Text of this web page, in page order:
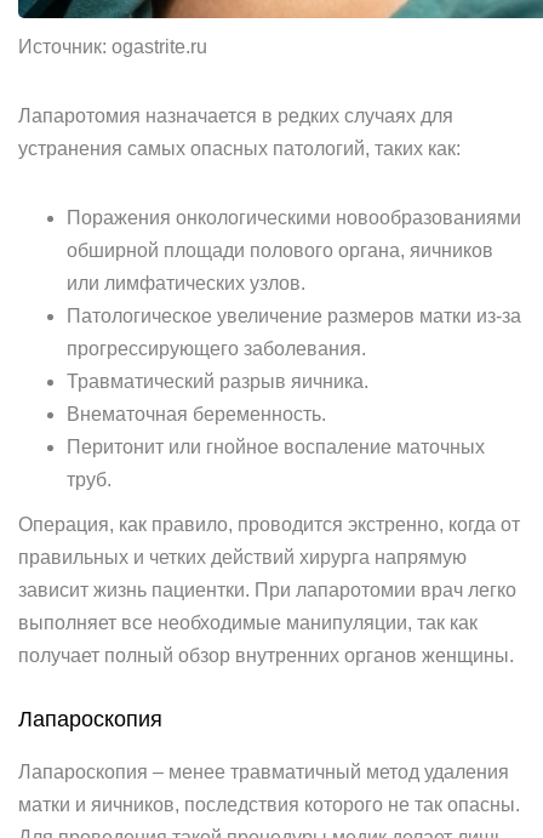
Источник: ogastrite.ru
Лапаротомия назначается в редких случаях для
устранения самых опасных патологий, таких как:
Поражения онкологическими новообразованиями
обширной площади полового органа, яичников
или лимфатических узлов.
Патологическое увеличение размеров матки из-за
прогрессирующего заболевания.
Травматический разрыв яичника.
Внематочная беременность.
Перитонит или гнойное воспаление маточных
труб.
Операция, как правило, проводится экстренно, когда от
правильных и четких действий хирурга напрямую
зависит жизнь пациентки. При лапаротомии врач легко
выполняет все необходимые манипуляции, так как
получает полный обзор внутренних органов женщины.
Лапароскопия
Лапароскопия – менее травматичный метод удаления
матки и яичников, последствия которого не так опасны.